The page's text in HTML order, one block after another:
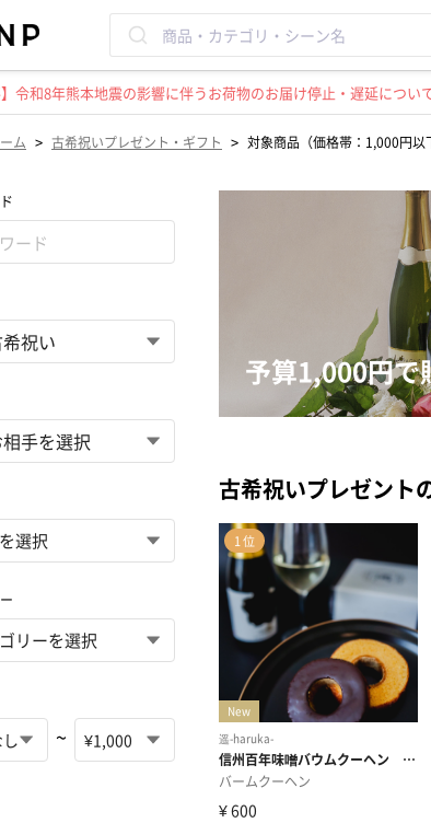
】令和8年熊本地震の影響に伴うお荷物のお届け停止・遅延につい
ム > 古希祝いプレゼント・ギフト > 対象商品（価格帯：1,000円以
~
予算1,000円で
古希祝いプレゼント